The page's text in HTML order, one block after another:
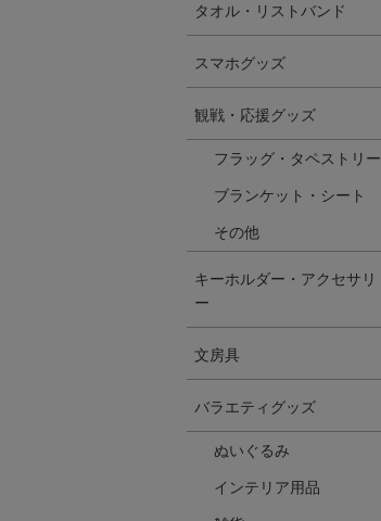
タオル・リストバンド
スマホグッズ
観戦・応援グッズ
フラッグ・タペストリー
ブランケット・シート
その他
キーホルダー・アクセサリ
ー
文房具
バラエティグッズ
ぬいぐるみ
インテリア用品